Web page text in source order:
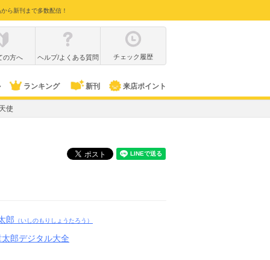
ら新刊まで多数配信！
の方へ ヘルプ/よくある質問 チェック履歴
ランキング 新刊 来店ポイント
使
郎 （いしのもりしょうたろう）
郎デジタル大全